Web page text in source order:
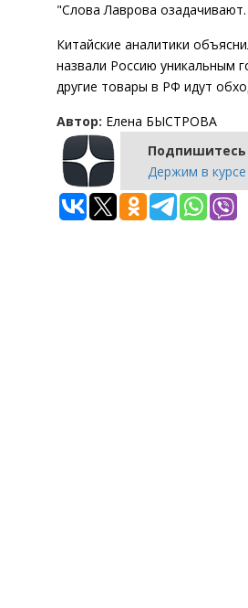
"Слова Лаврова
Китайские аналитики
назвали Россию уникальным
другие товары в РФ идут
Автор: Елена БЫСТРОВА
Держим в